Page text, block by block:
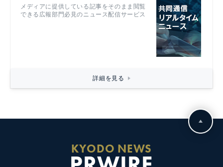
メディアに提供している記事をそのまま閲覧
できる広報部門必見のニュース配信サービス
詳細を見る
KYODO NEWS